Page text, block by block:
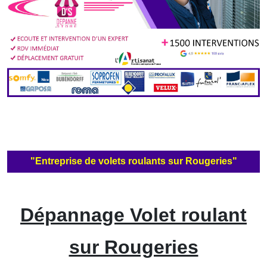
"Entreprise de volets roulants sur Rougeries"
Dépannage Volet roulant
sur Rougeries